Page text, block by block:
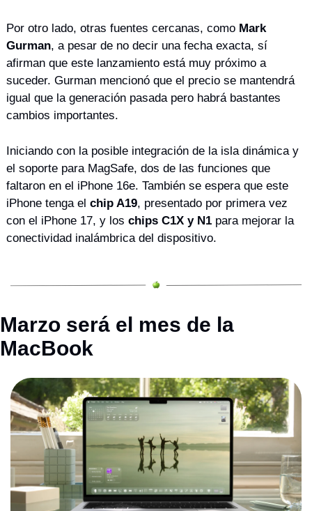
Por otro lado, otras fuentes cercanas, como Mark
Gurman, a pesar de no decir una fecha exacta, sí
afirman que este lanzamiento está muy próximo a
suceder. Gurman mencionó que el precio se mantendrá
igual que la generación pasada pero habrá bastantes
cambios importantes.
Iniciando con la posible integración de la isla dinámica y
el soporte para MagSafe, dos de las funciones que
faltaron en el iPhone 16e. También se espera que este
iPhone tenga el chip A19, presentado por primera vez
con el iPhone 17, y los chips C1X y N1 para mejorar la
conectividad inalámbrica del dispositivo.
Marzo será el mes de la
MacBook